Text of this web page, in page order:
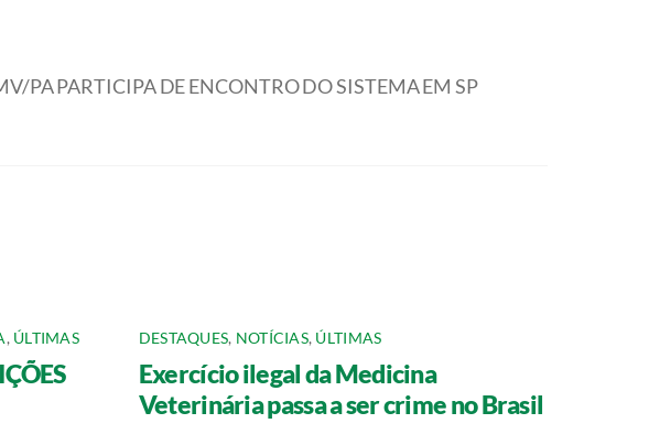
PA PARTICIPA DE ENCONTRO DO SISTEMA EM SP
, ÚLTIMAS DESTAQUES, NOTÍCIAS, ÚLTIMAS
Exercício ilegal da Medicina
Veterinária passa a ser crime no Brasil